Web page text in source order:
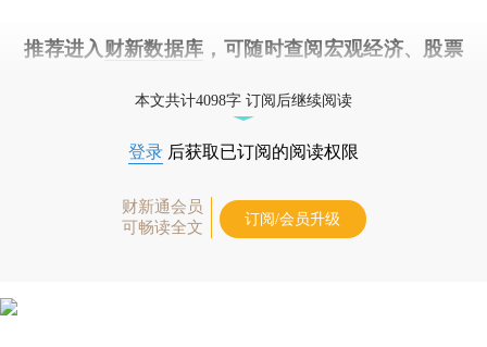
推荐进入 财新数据库 ，可随时查阅宏观经济、股票
本文共计4098字 订阅后继续阅读
登录 后获取已订阅的阅读权限
财新通会员
可畅读全文
订阅/会员升级